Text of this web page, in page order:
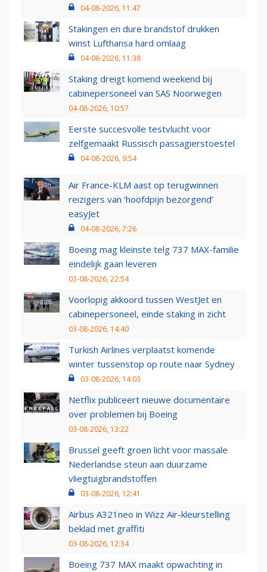
04-08-2026, 11:47
Stakingen en dure brandstof drukken
winst Lufthansa hard omlaag
04-08-2026, 11:38
Staking dreigt komend weekend bij
cabinepersoneel van SAS Noorwegen
04-08-2026, 10:57
Eerste succesvolle testvlucht voor
zelfgemaakt Russisch passagierstoestel
04-08-2026, 9:54
Air France-KLM aast op terugwinnen
reizigers van ‘hoofdpijn bezorgend’
easyJet
04-08-2026, 7:26
Boeing mag kleinste telg 737 MAX-familie
eindelijk gaan leveren
03-08-2026, 22:54
Voorlopig akkoord tussen WestJet en
cabinepersoneel, einde staking in zicht
03-08-2026, 14:40
Turkish Airlines verplaatst komende
winter tussenstop op route naar Sydney
03-08-2026, 14:03
Netflix publiceert nieuwe documentaire
over problemen bij Boeing
03-08-2026, 13:22
Brussel geeft groen licht voor massale
Nederlandse steun aan duurzame
vliegtuigbrandstoffen
03-08-2026, 12:41
Airbus A321neo in Wizz Air-kleurstelling
beklad met graffiti
03-08-2026, 12:34
Boeing 737 MAX maakt opwachting in